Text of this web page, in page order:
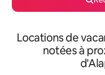
Locations de
notées à